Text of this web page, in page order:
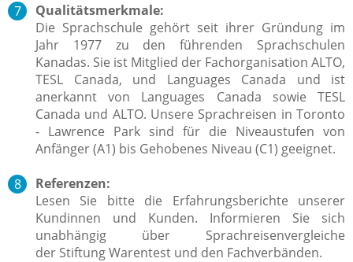
Qualitätsmerkmale:
Die Sprachschule gehört seit ihrer Gründung im
Jahr 1977 zu den führenden Sprachschulen
Kanadas. Sie ist Mitglied der Fachorganisation ALTO,
TESL Canada, und Languages Canada und ist
anerkannt von Languages Canada sowie TESL
Canada und ALTO. Unsere Sprachreisen in Toronto
- Lawrence Park sind für die Niveaustufen von
Anfänger (A1) bis Gehobenes Niveau (C1) geeignet.
Referenzen:
Lesen Sie bitte die Erfahrungsberichte unserer
Kundinnen und Kunden. Informieren Sie sich
unabhängig über Sprachreisenvergleiche
der Stiftung Warentest und den Fachverbänden.